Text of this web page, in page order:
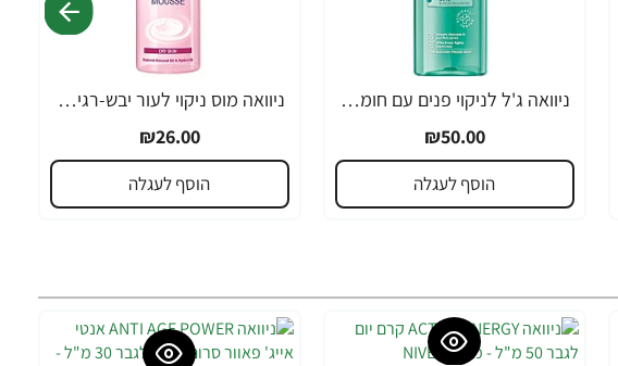
ניוואה ג'ל לניקוי פנים עם חומצה סליצילית ניאצינמיד 150 מ"ל - מבית NIVEA
₪50.00
הוסף לעגלה
ניוואה מוס ניקוי לעור יבש-רגיש 150 מ''ל - מבית NIVEA
₪26.00
הוסף לעגלה